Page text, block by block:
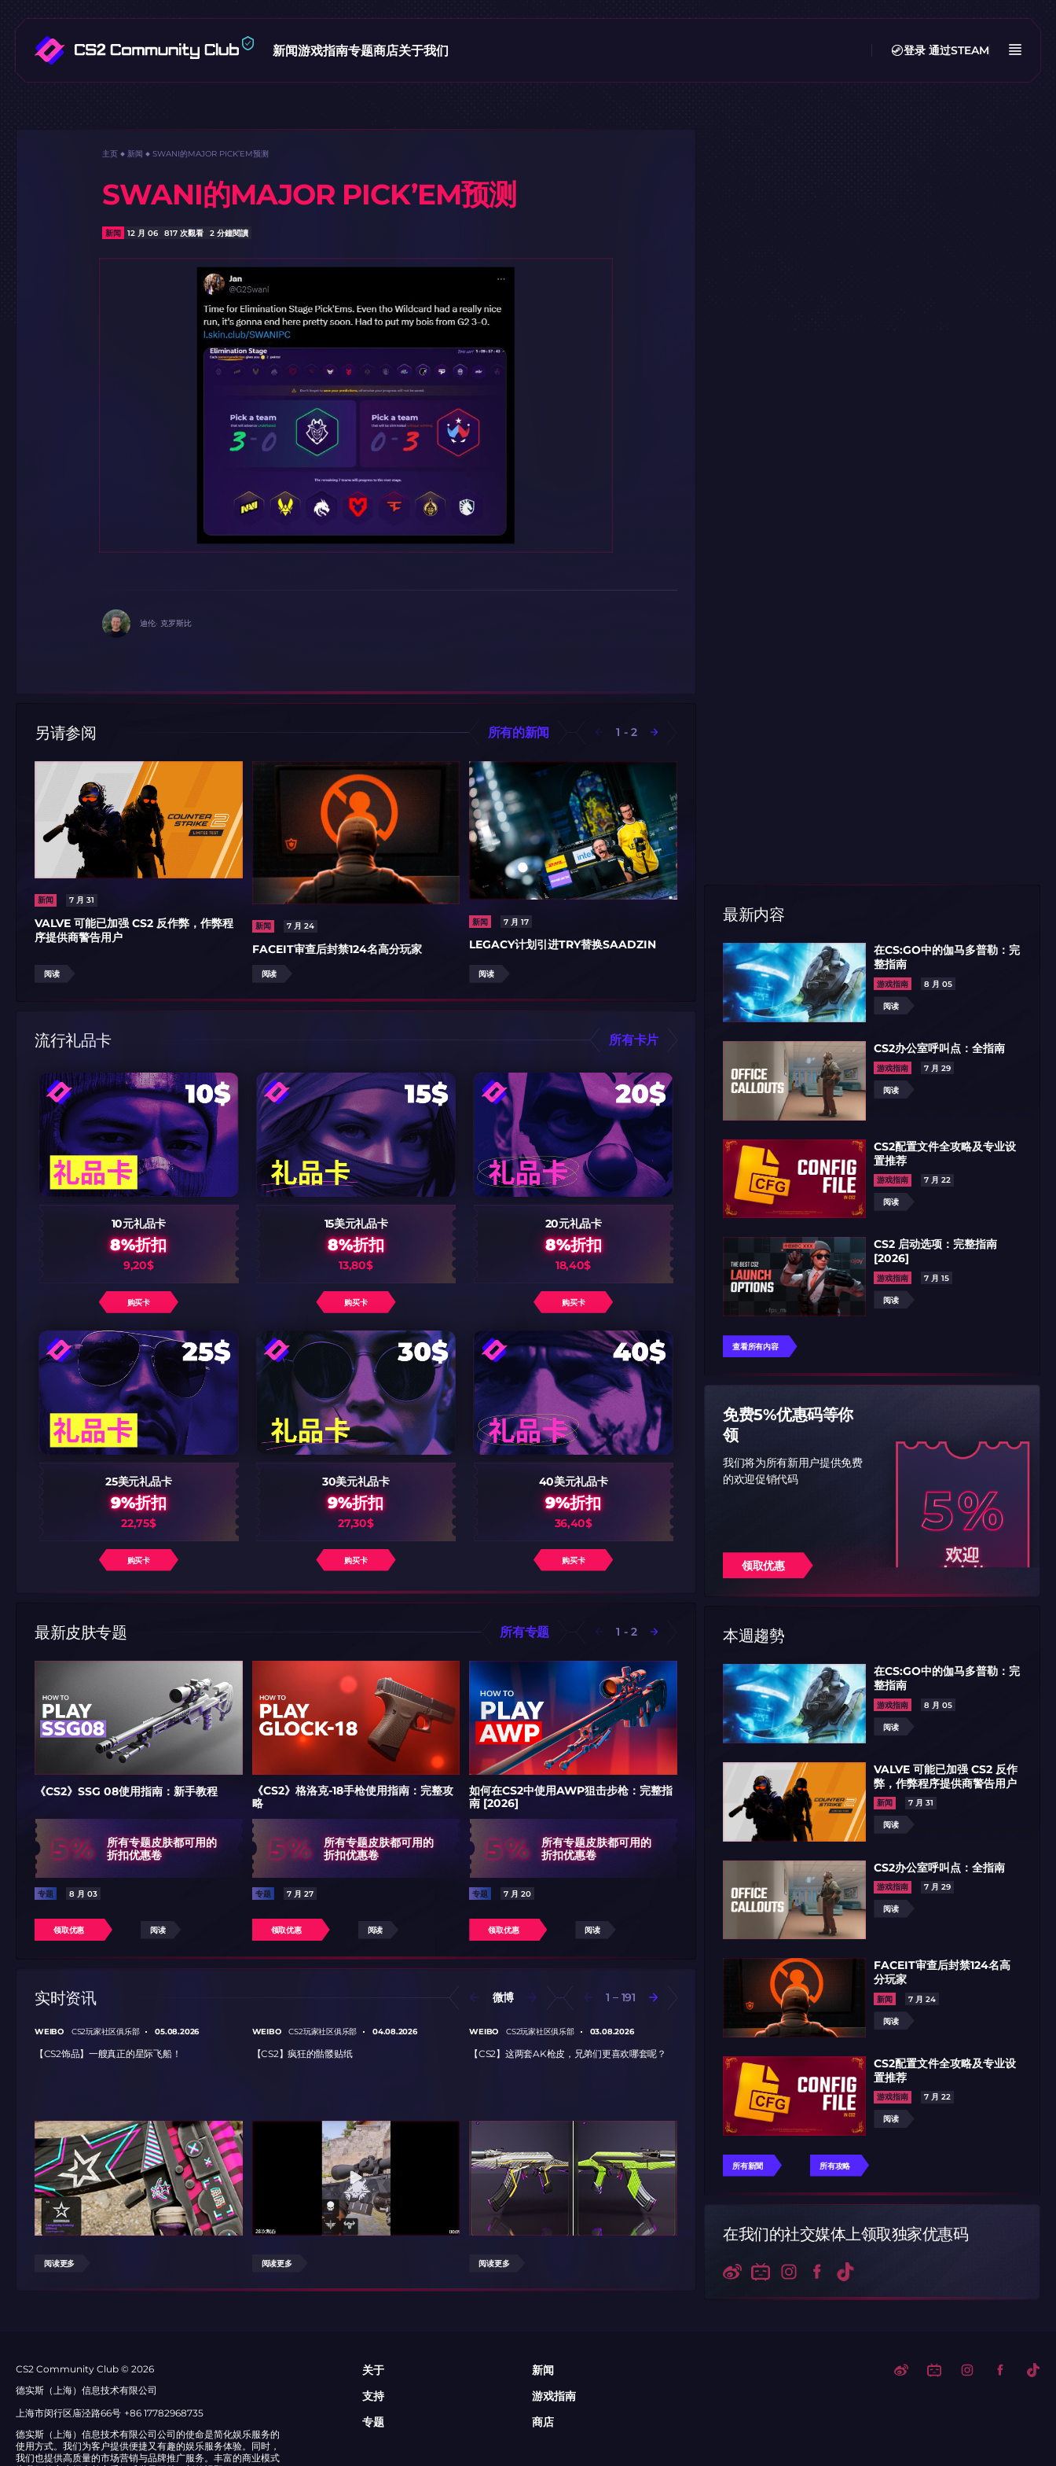
新闻游戏指南专题商店关于我们 登录 通过STEAM
带上你的促销代码
只需抓取区域并将促销代码复制到剪贴板
2024LONG
如何使用促销代码 复制到剪贴板
由KARRIGAN倾情推荐
团队 THE MONGOLZ
CS2CODES.CN社区与电子竞技
主页 新闻 SWANI的MAJOR PICK’EM预测
SWANI的MAJOR PICK’EM预测
新闻 12 月 06 817 次觀看 2 分鐘閱讀
迪伦· 克罗斯比
另请参阅 所有的新闻 1 - 2
新闻 7 月 31
VALVE 可能已加强 CS2 反作弊，作弊程
序提供商警告用户
阅读
新闻 7 月 24
FACEIT审查后封禁124名高分玩家
阅读
新闻 7 月 17
LEGACY计划引进TRY替换SAADZIN
阅读
M0NESY、FLAMEZ和DONK领跑2026
流行礼品卡 所有卡片
10元礼品卡
8%折扣
9,20$
购买卡
15美元礼品卡
8%折扣
13,80$
购买卡
20元礼品卡
8%折扣
18,40$
购买卡
25美元礼品卡
9%折扣
22,75$
购买卡
30美元礼品卡
9%折扣
27,30$
购买卡
40美元礼品卡
9%折扣
36,40$
购买卡
最新皮肤专题 所有专题 1 - 2
《CS2》SSG 08使用指南：新手教程
5%
所有专题皮肤都可用的
折扣优惠卷
专题 8 月 03
领取优惠 阅读
《CS2》格洛克-18手枪使用指南：完整攻
略
5%
所有专题皮肤都可用的
折扣优惠卷
专题 7 月 27
领取优惠 阅读
如何在CS2中使用AWP狙击步枪：完整指
南 [2026]
5%
所有专题皮肤都可用的
折扣优惠卷
专题 7 月 20
领取优惠 阅读
《CS2》贴花：购买前你需要了解的内容
5%
所有专题皮肤都可用的
7 月 13
阅读
所有CS:GO/CS2作战列表
专题 7 月 06
实时资讯 微博 1 191
WEIBO CS2玩家社区俱乐部 05.08.2026
【CS2饰品】一艘真正的星际飞船！
阅读更多
WEIBO CS2玩家社区俱乐部 04.08.2026
【CS2】疯狂的骷髅贴纸
阅读更多
WEIBO CS2玩家社区俱乐部 03.08.2026
【CS2】这两套AK枪皮，兄弟们更喜欢哪套呢？
阅读更多
CS2玩家社区俱乐部 01.08.2026
最新内容
在CS:GO中的伽马多普勒：完
整指南
游戏指南
8 月 05
阅读
CS2办公室呼叫点：全指南
游戏指南
7 月 29
阅读
CS2配置文件全攻略及专业设
置推荐
游戏指南
7 月 22
阅读
CS2 启动选项：完整指南
[2026]
游戏指南
7 月 15
阅读
查看所有内容
免费5%优惠码等你
领
我们将为所有新用户提供免费
的欢迎促销代码
领取优惠
本週趨勢
在CS:GO中的伽马多普勒：完
整指南
游戏指南
8 月 05
阅读
VALVE 可能已加强 CS2 反作
弊，作弊程序提供商警告用户
新闻
7 月 31
阅读
CS2办公室呼叫点：全指南
游戏指南
7 月 29
阅读
FACEIT审查后封禁124名高
分玩家
新闻
7 月 24
阅读
CS2配置文件全攻略及专业设
置推荐
游戏指南
7 月 22
阅读
所有新聞 所有攻略
在我们的社交媒体上领取独家优惠码
СS2 Community Club © 2026
德实斯（上海）信息技术有限公司
上海市闵行区庙泾路66号 +86 17782968735
德实斯（上海）信息技术有限公司公司的使命是简化娱乐服务的
使用方式。我们为客户提供便捷又有趣的娱乐服务体验。同时，
我们也提供高质量的市场营销与品牌推广服务。丰富的商业模式
关于
新闻
支持
游戏指南
专题
商店